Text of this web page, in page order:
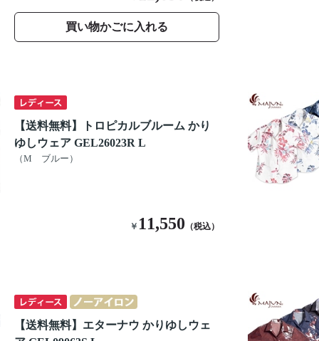
買い物かごに入れる
【送料無料】トロピカルブルーム かり
ゆしウェア GEL26023R L
（M ブルー）
￥ 11,550 （税込）
【送料無料】エターナウ かりゆしウェ